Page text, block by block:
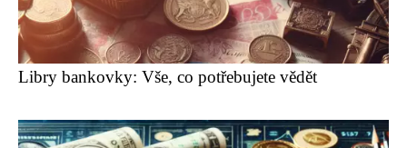
Libry bankovky: Vše, co potřebujete vědět